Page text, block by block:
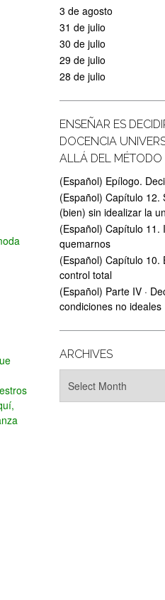
3 de agosto
31 de julio
30 de julio
29 de julio
28 de julio
ENSEÑAR ES
DOCENCIA
ALLÁ DEL MÉTODO
(Español) Epílogo.
(Español) Capítulo 12.
(bien) sin idealizar la
(Español) Capítulo 11.
quemarnos
(Español) Capítulo 10.
control total
(Español) Parte IV ·
condiciones no ideales
ARCHIVES